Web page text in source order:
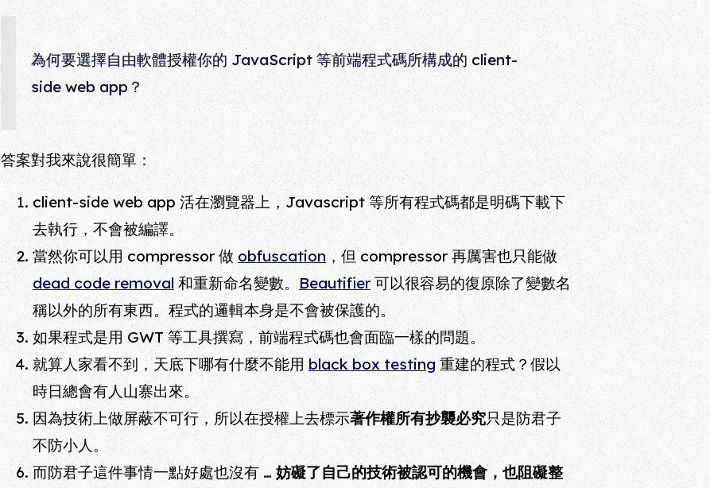
為何要選擇自由軟體授權你的 JavaScript 等前端程式碼所構成的 client-
side web app？
答案對我來說很簡單：
client-side web app 活在瀏覽器上，Javascript 等所有程式碼都是明碼下載下
去執行，不會被編譯。
當然你可以用 compressor 做obfuscation，但 compressor 再厲害也只能做
dead code removal和重新命名變數。Beautifier可以很容易的復原除了變數名
稱以外的所有東西。程式的邏輯本身是不會被保護的。
如果程式是用 GWT 等工具撰寫，前端程式碼也會面臨一樣的問題。
就算人家看不到，天底下哪有什麼不能用black box testing重建的程式？假以
時日總會有人山寨出來。
因為技術上做屏蔽不可行，所以在授權上去標示著作權所有抄襲必究只是防君子
不防小人。
而防君子這件事情一點好處也沒有 …妨礙了自己的技術被認可的機會，也阻礙整